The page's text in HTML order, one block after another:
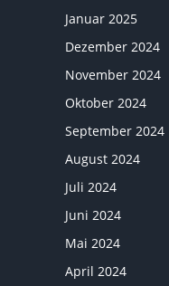
Januar 2025
Dezember 2024
November 2024
Oktober 2024
September 2024
August 2024
Juli 2024
Juni 2024
Mai 2024
April 2024